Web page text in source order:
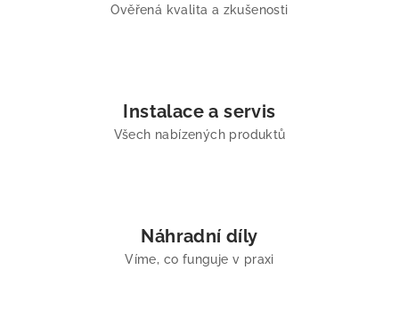
Ověřená kvalita a zkušenosti
Instalace a servis
Všech nabízených produktů
Náhradní díly
Víme, co funguje v praxi